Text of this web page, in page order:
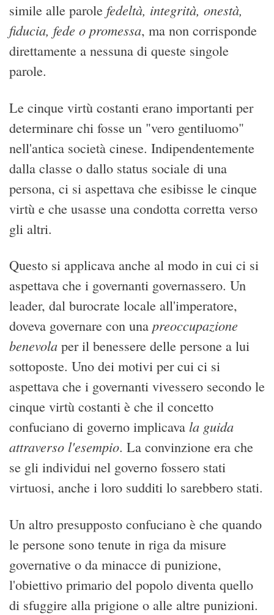
simile alle parole fedeltà, integrità, onestà,
fiducia, fede o promessa, ma non corrisponde
direttamente a nessuna di queste singole
parole.
Le cinque virtù costanti erano importanti per
determinare chi fosse un "vero gentiluomo"
nell'antica società cinese. Indipendentemente
dalla classe o dallo status sociale di una
persona, ci si aspettava che esibisse le cinque
virtù e che usasse una condotta corretta verso
gli altri.
Questo si applicava anche al modo in cui ci si
aspettava che i governanti governassero. Un
leader, dal burocrate locale all'imperatore,
doveva governare con una preoccupazione
benevola per il benessere delle persone a lui
sottoposte. Uno dei motivi per cui ci si
aspettava che i governanti vivessero secondo le
cinque virtù costanti è che il concetto
confuciano di governo implicava la guida
attraverso l'esempio. La convinzione era che
se gli individui nel governo fossero stati
virtuosi, anche i loro sudditi lo sarebbero stati.
Un altro presupposto confuciano è che quando
le persone sono tenute in riga da misure
governative o da minacce di punizione,
l'obiettivo primario del popolo diventa quello
di sfuggire alla prigione o alle altre punizioni.